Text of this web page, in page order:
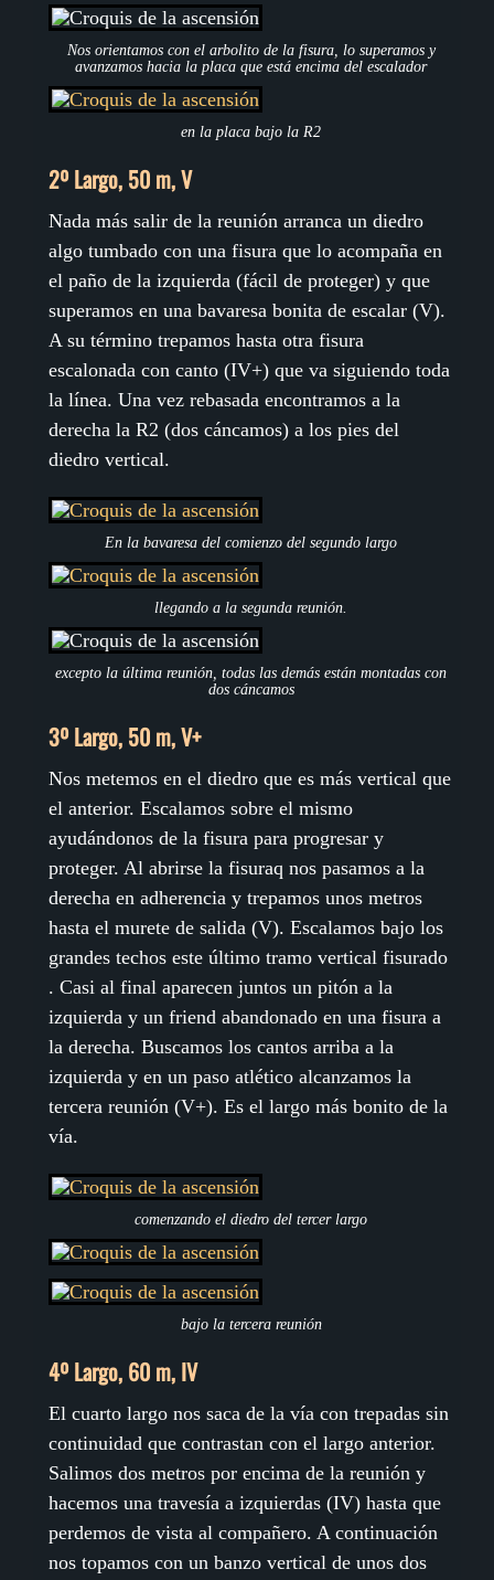
Nos orientamos con el arbolito de la fisura, lo superamos y
avanzamos hacia la placa que está encima del escalador
en la placa bajo la R2
2º Largo, 50 m, V
Nada más salir de la reunión arranca un diedro
algo tumbado con una fisura que lo acompaña en
el paño de la izquierda (fácil de proteger) y que
superamos en una bavaresa bonita de escalar (V).
A su término trepamos hasta otra fisura
escalonada con canto (IV+) que va siguiendo toda
la línea. Una vez rebasada encontramos a la
derecha la R2 (dos cáncamos) a los pies del
diedro vertical.
En la bavaresa del comienzo del segundo largo
llegando a la segunda reunión.
excepto la última reunión, todas las demás están montadas con
dos cáncamos
3º Largo, 50 m, V+
Nos metemos en el diedro que es más vertical que
el anterior. Escalamos sobre el mismo
ayudándonos de la fisura para progresar y
proteger. Al abrirse la fisuraq nos pasamos a la
derecha en adherencia y trepamos unos metros
hasta el murete de salida (V). Escalamos bajo los
grandes techos este último tramo vertical fisurado
. Casi al final aparecen juntos un pitón a la
izquierda y un friend abandonado en una fisura a
la derecha. Buscamos los cantos arriba a la
izquierda y en un paso atlético alcanzamos la
tercera reunión (V+). Es el largo más bonito de la
vía.
comenzando el diedro del tercer largo
bajo la tercera reunión
4º Largo, 60 m, IV
El cuarto largo nos saca de la vía con trepadas sin
continuidad que contrastan con el largo anterior.
Salimos dos metros por encima de la reunión y
hacemos una travesía a izquierdas (IV) hasta que
perdemos de vista al compañero. A continuación
nos topamos con un banzo vertical de unos dos